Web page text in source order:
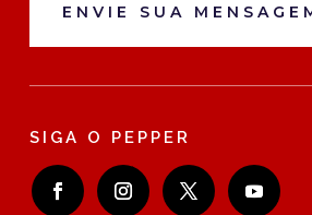
ENVIE SUA
SIGA O PEPPER